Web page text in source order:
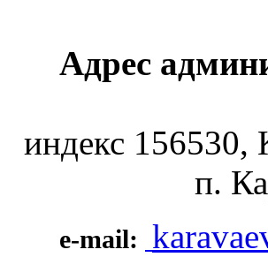
Адрес
индекс 156530,
п.
e-mail: